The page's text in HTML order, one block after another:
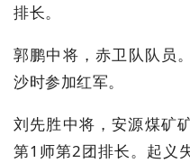
排长。
郭鹏中将，赤卫队队员
沙时参加红军。
刘先胜中将，安源煤矿
第1师第2团排长。起义